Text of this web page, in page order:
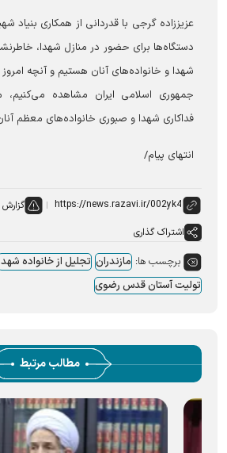
عزیززاده گرجی با قدردانی از همکاری بنیاد
دستگاه‌ها برای حضور در منازل شهدا،
شهدا و خانواده‌های آنان هستیم و آنچه امروز
جمهوری اسلامی ایران مشاهده می‌کنیم،
فداکاری شهدا و صبوری خانواده‌های معظم
انتهای پیام/
اشتراک گذاری
برچسب ها: مازندران تجلیل از خانواده
تولیت آستان قدس رضوی
مطالب مرتبط